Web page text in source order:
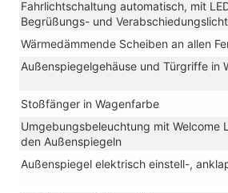
Fahrlichtschaltung automatisch, mit
Begrüßungs- und Verabschiedungslicht
Wärmedämmende Scheiben an allen
Außenspiegelgehäuse und Türgriffe in
Stoßfänger in Wagenfarbe
Umgebungsbeleuchtung mit Welcome
den Außenspiegeln
Außenspiegel elektrisch einstell-,